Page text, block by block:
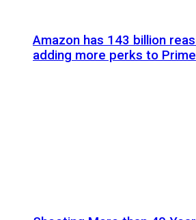
Amazon has 143 billion
adding more perks to Prime